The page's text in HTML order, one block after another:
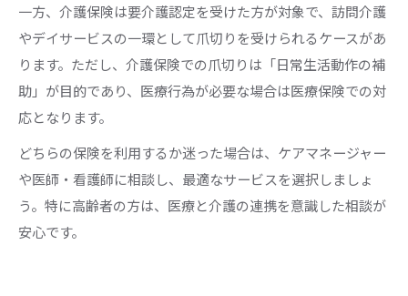
一方、介護保険は要介護認定を受けた方が対象で、訪問介護
やデイサービスの一環として爪切りを受けられるケースがあ
ります。ただし、介護保険での爪切りは「日常生活動作の補
助」が目的であり、医療行為が必要な場合は医療保険での対
応となります。
どちらの保険を利用するか迷った場合は、ケアマネージャー
や医師・看護師に相談し、最適なサービスを選択しましょ
う。特に高齢者の方は、医療と介護の連携を意識した相談が
安心です。